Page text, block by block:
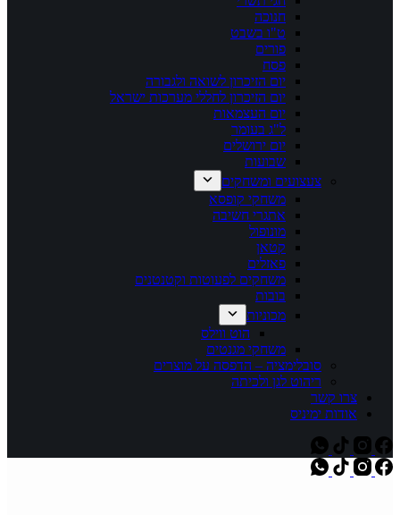
חנוכה
ט"ו בשבט
פורים
פסח
יום הזיכרון לשואה ולגבורה
יום הזיכרון לחללי מערכות ישראל
יום העצמאות
ל"ג בעומר
יום ירושלים
שבועות
צעצועים ומשחקים
משחקי קופסא
אתגרי חשיבה
מונופול
קטאן
פאזלים
משחקים לפעוטות וקטנטנים
בובות
מכוניות
הוט ווילס
משחקי מגנטים
סובלימציה – הדפסה על מוצרים
ריהוט לגן ולכיתה
צרו קשר
אודות ימיניס